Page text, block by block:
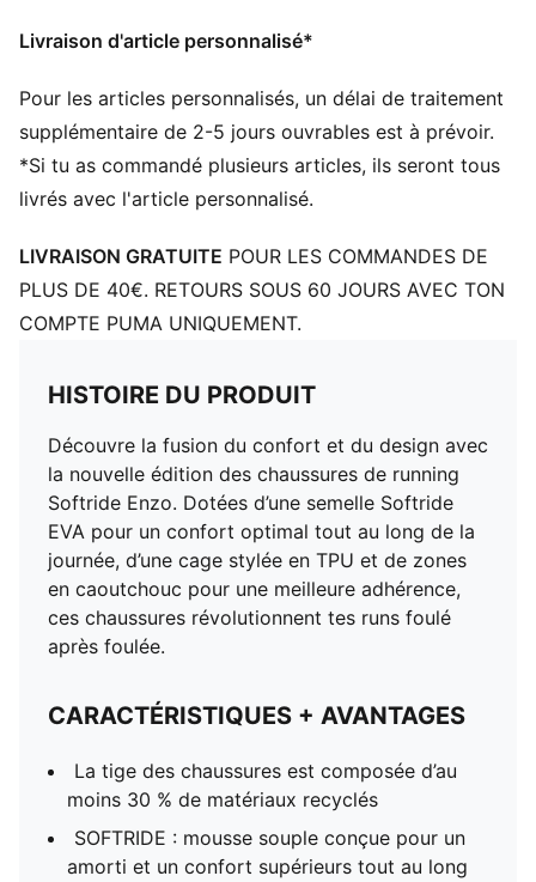
Détails brandés PUMA
Livraison d'article personnalisé*
Pour les articles personnalisés, un délai de traitement
supplémentaire de 2-5 jours ouvrables est à prévoir.
*Si tu as commandé plusieurs articles, ils seront tous
livrés avec l'article personnalisé.
LIVRAISON GRATUITE POUR LES COMMANDES DE
PLUS DE 40€. RETOURS SOUS 60 JOURS AVEC TON
COMPTE PUMA UNIQUEMENT.
HISTOIRE DU PRODUIT
Découvre la fusion du confort et du design avec
la nouvelle édition des chaussures de running
Softride Enzo. Dotées d’une semelle Softride
EVA pour un confort optimal tout au long de la
journée, d’une cage stylée en TPU et de zones
en caoutchouc pour une meilleure adhérence,
ces chaussures révolutionnent tes runs foulé
après foulée.
CARACTÉRISTIQUES + AVANTAGES
La tige des chaussures est composée d’au
moins 30 % de matériaux recyclés
SOFTRIDE : mousse souple conçue pour un
amorti et un confort supérieurs tout au long